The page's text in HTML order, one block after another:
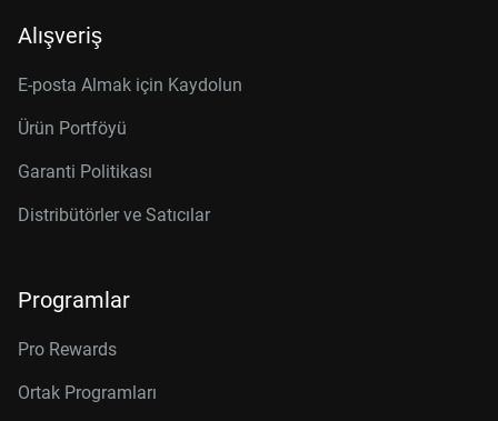
Alışveriş
E-posta Almak için Kaydolun
Ürün Portföyü
Garanti Politikası
Distribütörler ve Satıcılar
Programlar
Pro Rewards
Ortak Programları